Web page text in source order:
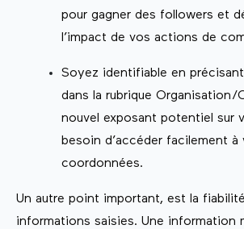
pour gagner des followers et
l’impact de vos actions de
Soyez identifiable en
dans la rubrique Organisation/
nouvel exposant potentiel sur
besoin d’accéder facilement à
coordonnées.
Un autre point important, est la
informations saisies. Une information